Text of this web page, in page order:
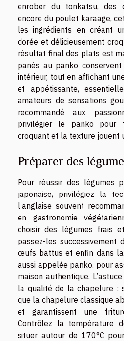
enrober du tonkatsu, des
encore du poulet karaage,
les ingrédients en créant
dorée et délicieusement
résultat final des plats est
panés au panko
intérieur, tout en affichant
et appétissante,
amateurs de sensations
recommandé aux
privilégier le panko
croquant et la texture jouent
Préparer des
Pour réussir des légumes
japonaise, privilégiez la
l’anglaise souvent
en gastronomie
choisir des légumes frais
passez-les successivement
œufs battus et enfin dans la
aussi appelée panko, pour
maison authentique.
la qualité de la chapelure :
que la chapelure classique
et garantissent une
Contrôlez la température
situer autour de 170°C